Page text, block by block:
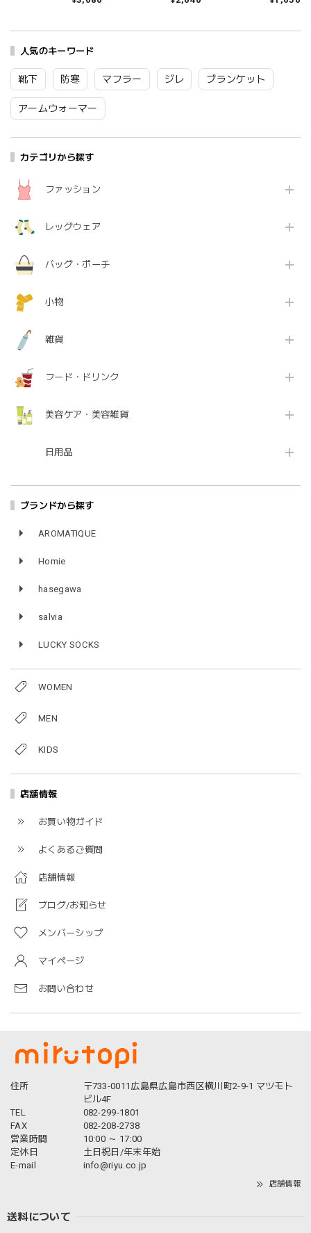
人気のキーワード
靴下 防寒 マフラー ジレ ブランケット
アームウォーマー
カテゴリから探す
ファッション
レッグウェア
バッグ・ポーチ
小物
雑貨
フード・ドリンク
美容ケア・美容雑貨
日用品
ブランドから探す
AROMATIQUE
Homie
hasegawa
salvia
LUCKY SOCKS
WOMEN
MEN
KIDS
店舗情報
お買い物ガイド
よくあるご質問
店舗情報
ブログ/お知らせ
メンバーシップ
マイページ
お問い合わせ
クス レディース おし
ト プレゼント レッド
25cm TR53SO040
Tr002
本製 国産 秋冬 おしゃ
Tr003
夏 ブランド 日本製 国
Fr088
住所
〒733-0011広島県広島市西区横川町2-9-1 マツモト
ビル4F
TEL
082-299-1801
FAX
082-208-2738
営業時間
10:00 ～ 17:00
定休日
土日祝日/年末年始
E-mail
info@riyu.co.jp
店舗情報
送料について